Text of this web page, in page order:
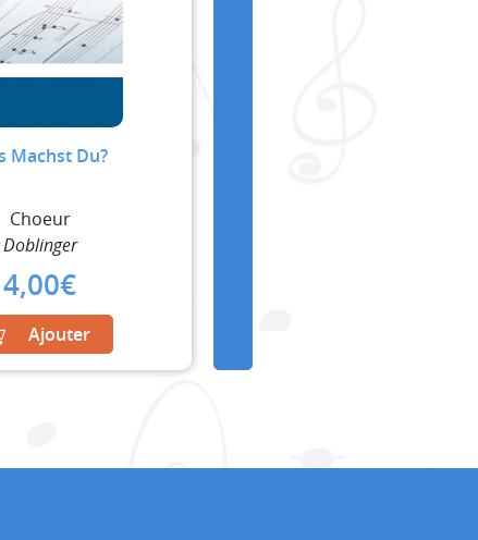
Machst Du?
Choeur
Doblinger
4,00€
Ajouter